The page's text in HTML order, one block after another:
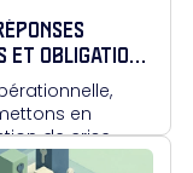
ET OBLIGATIONS
en
de crise,